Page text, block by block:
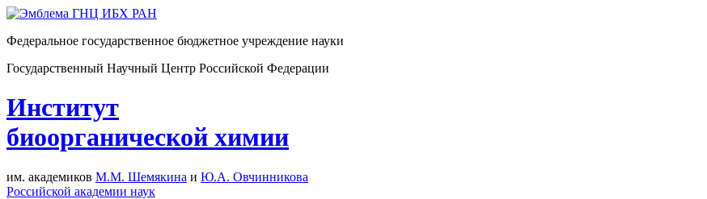
Федеральное государственное бюджетное учреждение науки
Государственный Научный Центр Российской Федерации
Институт
биоорганической химии
им. академиков М.М. Шемякина и Ю.А. Овчинникова
Российской академии наук